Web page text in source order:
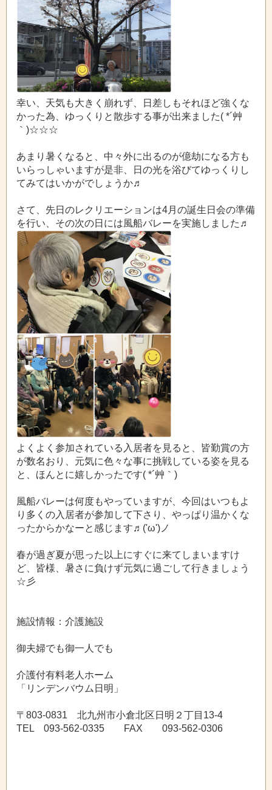
幸い、天気も大きく崩れず、日差しもそれほど強くな
かった為、ゆっくりと散歩する事が出来ました( *´艸
｀)☆☆☆
あまり暑くなると、中々外に出るのが億劫になる方も
いらっしゃいますが是非、日の光を浴びてゆっくりし
てみてはいかがでしょうか♬
さて、先日のレクリエーションは4月の誕生日会の準備
を行い、その次の日には風船バレーを実施しました♬
よくよく参加されている入居者を見ると、皆勤賞の方
が数名おり、元気に色々な事に挑戦している姿を見る
と、ほんとに嬉しかったです( *´艸｀)
風船バレーは何度もやっていますが、今回はいつもよ
り多くの入居者が参加して下さり、やっぱり温かくな
ったからかなーと感じます♬('ω')ノ
春が過ぎ夏が思った以上にすぐに来てしまいますけ
ど、皆様、暑さに負けず元気に過ごして行きましょう
☆彡
施設情報：介護施設
御夫婦でも御一人でも
介護付有料老人ホーム
「リンデンバウム日明」
〒803-0831 北九州市小倉北区日明２丁目13-4
TEL 093-562-0335 FAX 093-562-0306